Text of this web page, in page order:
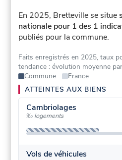
En 2025, Bretteville se situe
nationale pour 1 des 1
publiés pour la commune.
Faits enregistrés en 2025, taux
tendance : évolution moyenne
Commune
France
ATTEINTES AUX BIENS
Cambriolages
‰ logements
Vols de véhicules